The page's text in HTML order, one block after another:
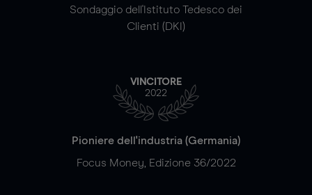
Sondaggio dell'Istituto Tedesco dei
Clienti (DKI)
VINCITORE
2022
Pioniere dell'industria (Germania)
Focus Money, Edizione 36/2022